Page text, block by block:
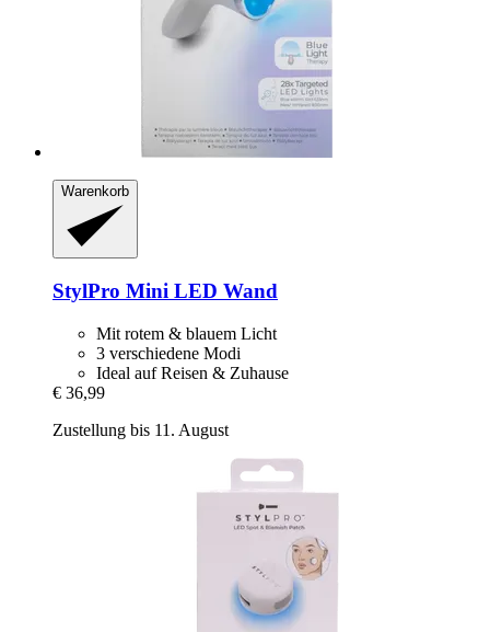
Warenkorb
StylPro Mini LED Wand
Mit rotem & blauem Licht
3 verschiedene Modi
Ideal auf Reisen & Zuhause
€ 36,99
Zustellung bis 11. August